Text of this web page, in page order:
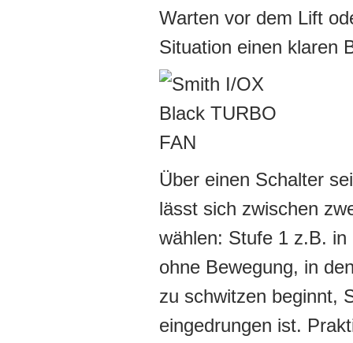
Warten vor dem Lift
Situation einen klaren
Über einen Schalter
lässt sich zwischen
wählen: Stufe 1 z.B. in
ohne Bewegung, in
zu schwitzen beginnt,
eingedrungen ist.